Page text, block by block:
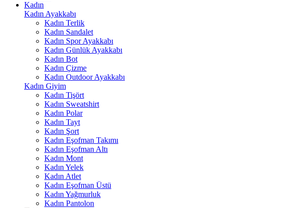
Kadın
Kadın Ayakkabı
Kadın Terlik
Kadın Sandalet
Kadın Spor Ayakkabı
Kadın Günlük Ayakkabı
Kadın Bot
Kadın Çizme
Kadın Outdoor Ayakkabı
Kadın Giyim
Kadın Tişört
Kadın Sweatshirt
Kadın Polar
Kadın Tayt
Kadın Şort
Kadın Eşofman Takımı
Kadın Eşofman Altı
Kadın Mont
Kadın Yelek
Kadın Atlet
Kadın Eşofman Üstü
Kadın Yağmurluk
Kadın Pantolon